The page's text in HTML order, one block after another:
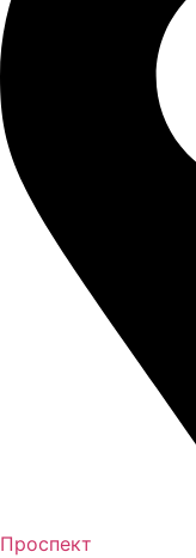
Проспект